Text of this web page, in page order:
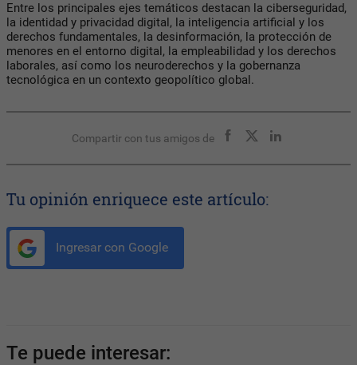
Entre los principales ejes temáticos destacan la ciberseguridad,
la identidad y privacidad digital, la inteligencia artificial y los
derechos fundamentales, la desinformación, la protección de
menores en el entorno digital, la empleabilidad y los derechos
laborales, así como los neuroderechos y la gobernanza
tecnológica en un contexto geopolítico global.
Compartir con tus amigos de
Tu opinión enriquece este artículo:
Ingresar con Google
Te puede interesar: